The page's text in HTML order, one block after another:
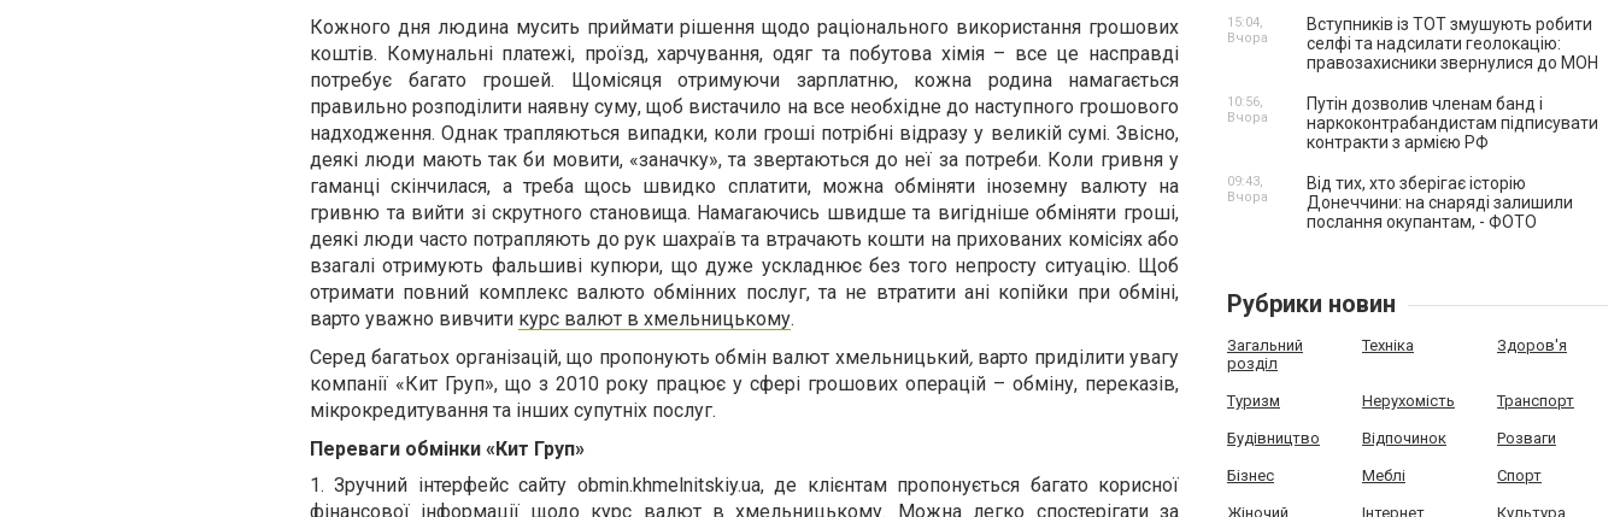
Кожного дня людина мусить приймати рішення щодо раціонального використання грошових
коштів. Комунальні платежі, проїзд, харчування, одяг та побутова хімія – все це насправді
потребує багато грошей. Щомісяця отримуючи зарплатню, кожна родина намагається
правильно розподілити наявну суму, щоб вистачило на все необхідне до наступного грошового
надходження. Однак трапляються випадки, коли гроші потрібні відразу у великій сумі. Звісно,
деякі люди мають так би мовити, «заначку», та звертаються до неї за потреби. Коли гривня у
гаманці скінчилася, а треба щось швидко сплатити, можна обміняти іноземну валюту на
гривню та вийти зі скрутного становища. Намагаючись швидше та вигідніше обміняти гроші,
деякі люди часто потрапляють до рук шахраїв та втрачають кошти на прихованих комісіях або
взагалі отримують фальшиві купюри, що дуже ускладнює без того непросту ситуацію. Щоб
отримати повний комплекс валюто обмінних послуг, та не втратити ані копійки при обміні,
варто уважно вивчити курс валют в хмельницькому.
Серед багатьох організацій, що пропонують обмін валют хмельницький, варто приділити увагу
компанії «Кит Груп», що з 2010 року працює у сфері грошових операцій – обміну, переказів,
мікрокредитування та інших супутніх послуг.
Переваги обмінки «Кит Груп»
1.Зручний інтерфейс сайту obmin.khmelnitskiy.ua, де клієнтам пропонується багато корисної
фінансової інформації щодо курс валют в хмельницькому. Можна легко спостерігати за
Вступників із ТОТ змушують робити
селфі та надсилати геолокацію:
правозахисники звернулися до МОН
15:04,
Вчора
Путін дозволив членам банд і
наркоконтрабандистам підписувати
контракти з армією РФ
10:56,
Вчора
Від тих, хто зберігає історію
Донеччини: на снаряді залишили
послання окупантам, - ФОТО
09:43,
Вчора
Рубрики новин
Загальний
розділ
Техніка Здоров'я
Туризм Нерухомість Транспорт
Будівництво Відпочинок Розваги
Бізнес Меблі Спорт
Жіночий
Інтернет Культура